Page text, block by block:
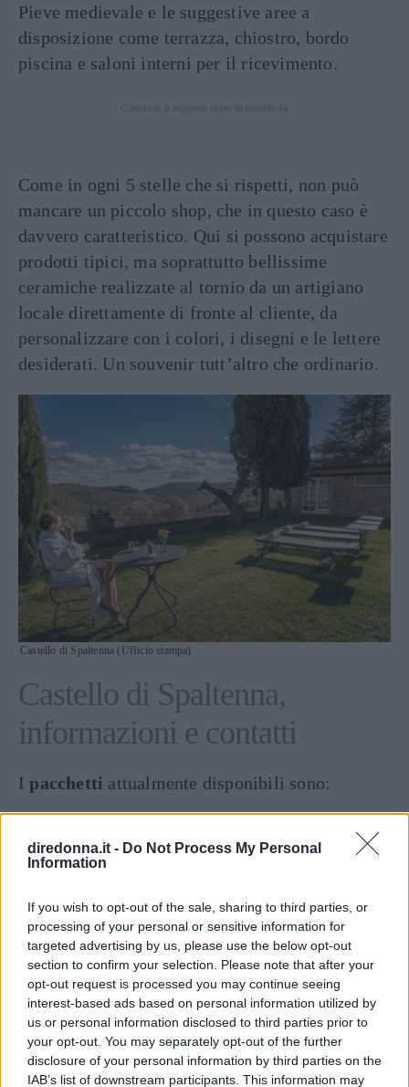
diredonna.it - Do Not Process My Personal
Information
If you wish to opt-out of the sale, sharing to third parties, or
processing of your personal or sensitive information for
targeted advertising by us, please use the below opt-out
section to confirm your selection. Please note that after your
opt-out request is processed you may continue seeing
interest-based ads based on personal information utilized by
us or personal information disclosed to third parties prior to
your opt-out. You may separately opt-out of the further
disclosure of your personal information by third parties on the
IAB’s list of downstream participants. This information may
Pieve medievale e le suggestive aree a
disposizione come terrazza, chiostro, bordo
piscina e saloni interni per il ricevimento.
Come in ogni 5 stelle che si rispetti, non può
mancare un piccolo shop, che in questo caso è
davvero caratteristico. Qui si possono acquistare
prodotti tipici, ma soprattutto bellissime
ceramiche realizzate al tornio da un artigiano
locale direttamente di fronte al cliente, da
personalizzare con i colori, i disegni e le lettere
desiderati. Un souvenir tutt’altro che ordinario.
Castello di Spaltenna (Ufficio stampa)
Castello di Spaltenna,
informazioni e contatti
Ipacchetti attualmente disponibili sono:
Pacchetto benessere, per 2 notti in camera
Deluxe da 880 euro;
Pacchetto Fuga romantica, per 3 notti in
camera Deluxe da 1.250 euro.
Il Castello chiude la stagione a fine ottobre
riapre i battenti ad aprile, con nuove proposte